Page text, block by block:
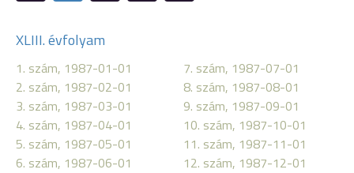
XLIII. évfolyam
1. szám, 1987-01-01
2. szám, 1987-02-01
3. szám, 1987-03-01
4. szám, 1987-04-01
5. szám, 1987-05-01
6. szám, 1987-06-01
7. szám, 1987-07-01
8. szám, 1987-08-01
9. szám, 1987-09-01
10. szám, 1987-10-01
11. szám, 1987-11-01
12. szám, 1987-12-01